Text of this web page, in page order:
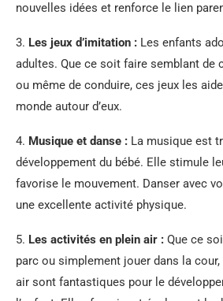
nouvelles idées et renforce le lien
3. Les jeux d’imitation : Les enfants
adultes. Que ce soit faire semblant de
ou même de conduire, ces jeux les
monde autour d’eux.
4. Musique et danse : La musique est
développement du bébé. Elle stimule
favorise le mouvement. Danser avec
une excellente activité physique.
5. Les activités en plein air : Que ce
parc ou simplement jouer dans la
air sont fantastiques pour le